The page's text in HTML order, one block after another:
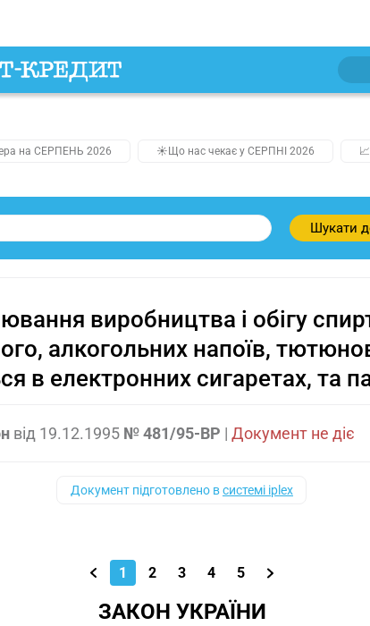
на СЕРПЕНЬ 2026 ☀️Що нас чекає у СЕРПНІ 2026
Шукати
виробництва і обігу
алкогольних напоїв,
в електронних сигаретах, та
від 19.12.1995 № 481/95-ВР | Документ не діє
Документ підготовлено всистемі iplex
1 2 3 4 5
ЗАКОН УКРАЇНИ